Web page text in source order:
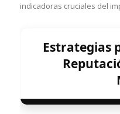
indicadoras cruciales del
Estrategias